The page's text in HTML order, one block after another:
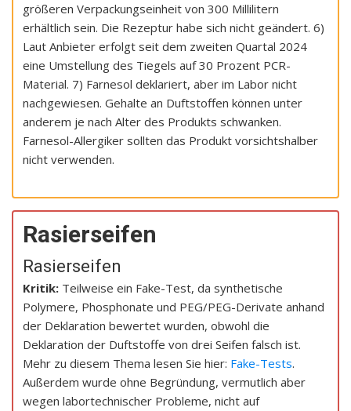
größeren Verpackungseinheit von 300 Millilitern
erhältlich sein. Die Rezeptur habe sich nicht geändert. 6)
Laut Anbieter erfolgt seit dem zweiten Quartal 2024
eine Umstellung des Tiegels auf 30 Prozent PCR-
Material. 7) Farnesol deklariert, aber im Labor nicht
nachgewiesen. Gehalte an Duftstoffen können unter
anderem je nach Alter des Produkts schwanken.
Farnesol-Allergiker sollten das Produkt vorsichtshalber
nicht verwenden.
Rasierseifen
Rasierseifen
Kritik: Teilweise ein Fake-Test, da synthetische
Polymere, Phosphonate und PEG/PEG-Derivate anhand
der Deklaration bewertet wurden, obwohl die
Deklaration der Duftstoffe von drei Seifen falsch ist.
Mehr zu diesem Thema lesen Sie hier: Fake-Tests.
Außerdem wurde ohne Begründung, vermutlich aber
wegen labortechnischer Probleme, nicht auf